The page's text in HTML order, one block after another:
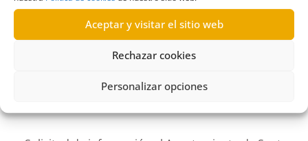
Aceptar y visitar el sitio web
Rechazar cookies
Personalizar opciones